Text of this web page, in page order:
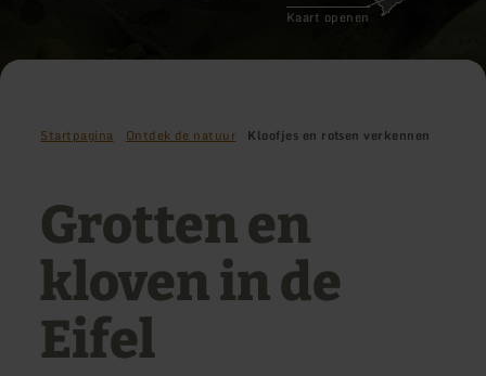
Kaart openen
Startpagina Ontdek de natuur Kloofjes en rotsen verkennen
Grotten en
kloven in de
Eifel